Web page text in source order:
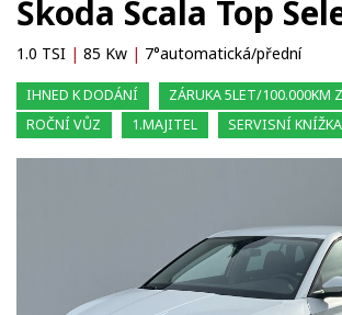
Škoda Scala Top
1.0 TSI | 85 Kw | 7°automatická/přední
IHNED K DODÁNÍ
ZÁRUKA 5LET/100.000KM
ROČNÍ VŮZ
1.MAJITEL SERVISNÍ KNÍŽKA